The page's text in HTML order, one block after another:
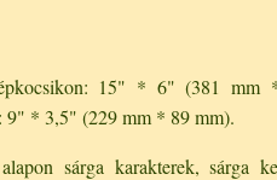
15" * 6" (381
9" * 3,5" (229 mm * 89 mm).
sárga karakterek,